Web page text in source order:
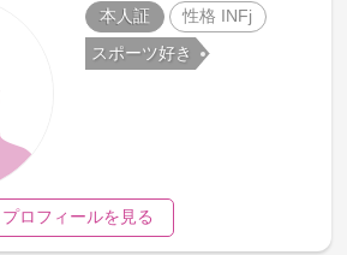
本人証 性格 INFj
スポーツ好き
プロフィールを見る